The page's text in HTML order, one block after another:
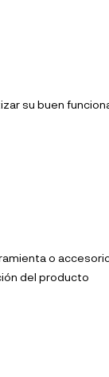
su buen
o
del producto